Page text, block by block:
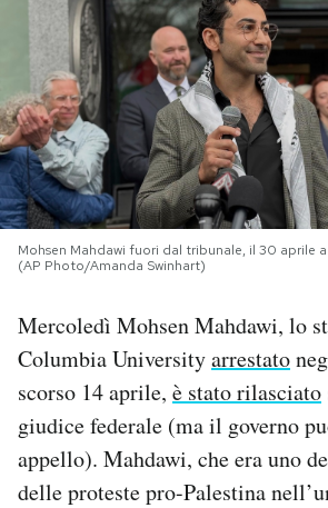
PODCAST
NEWSLETTER
I MIEI PREFERITI
CALENDARIO
AREA PERSONALE
Area Personale
Mohsen Mahdawi fuori dal tribunale, il 30 aprile
(AP Photo/Amanda Swinhart)
Mercoledì Mohsen Mahdawi, lo
Columbia Universityarrestato
scorso 14 aprile, è stato rilasciato
giudice federale (ma il governo
appello). Mahdawi, che era uno
delle proteste pro-Palestina